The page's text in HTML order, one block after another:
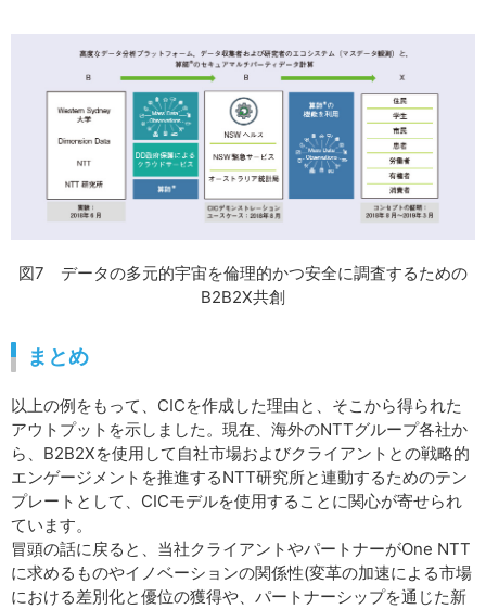
図7 データの多元的宇宙を倫理的かつ安全に調査するための
B2B2X共創
まとめ
以上の例をもって、CICを作成した理由と、そこから得られた
アウトプットを示しました。現在、海外のNTTグループ各社か
ら、B2B2Xを使用して自社市場およびクライアントとの戦略的
エンゲージメントを推進するNTT研究所と連動するためのテン
プレートとして、CICモデルを使用することに関心が寄せられ
ています。
冒頭の話に戻ると、当社クライアントやパートナーがOne NTT
に求めるものやイノベーションの関係性(変革の加速による市場
における差別化と優位の獲得や、パートナーシップを通じた新